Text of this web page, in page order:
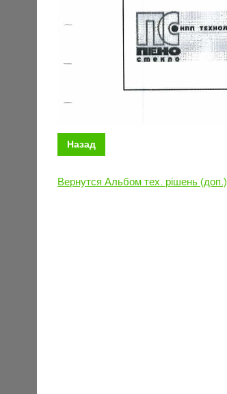
Назад
Вернутся Альбом тех. рішень (доп.)